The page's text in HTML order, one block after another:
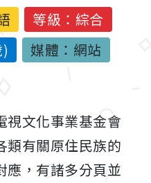
等級：綜合
媒體：網站
視文化事業基金會
類有關原住民族的
應，有諸多分頁並